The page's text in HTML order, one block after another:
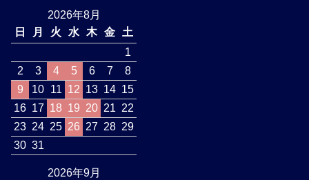
2026年8月
日
月 火 水 木 金
土
1
2
3 4 5 6 7
8
9
10 11 12 13 14 15
16 17 18 19 20 21 22
23 24 25 26 27 28 29
30 31
2026年9月